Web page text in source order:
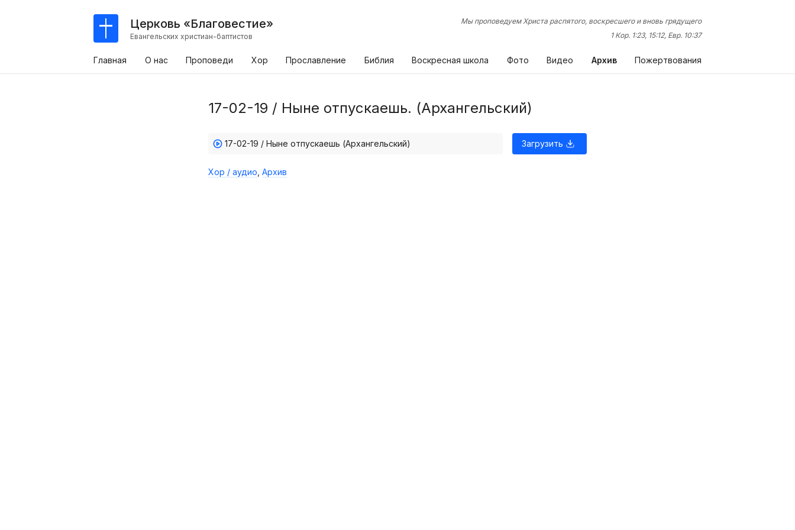
Церковь «Благовестие»
Евангельских христиан-баптистов
Мы проповедуем Христа распятого, воскресшего и вновь грядущего
1 Кор. 1:23, 15:12, Евр. 10:37
Главная О нас Проповеди Хор Прославление Библия Воскресная школа Фото Видео Архив Пожертвования
17-02-19 / Ныне отпускаешь. (Архангельский)
Загрузить
17-02-19 / Ныне отпускаешь (Архангельский)
Хор / аудио Архив